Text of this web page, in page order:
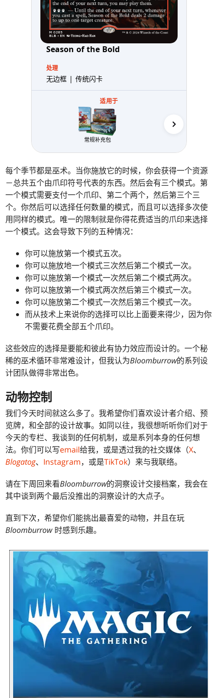
Season of the Bold
处理
无边框 | 传统闪卡
适用于
常规补充包
每个季节都是巫术。当你施放它的时候，你会获得一个资源
－总共五个由爪印符号代表的东西。然后会有三个模式。第
一个模式需要支付一个爪印、第二个两个，然后第三个三
个。你然后可以选择任何数量的模式，而且可以选择多次使
用同样的模式。唯一的限制就是你得花费适当的爪印来选择
一个模式。这会导致下列的五种情况：
你可以施放第一个模式五次。
你可以施放地一个模式三次然后第二个模式一次。
你可以施放第一个模式一次然后第二个模式两次。
你可以施放第一个模式两次然后第三个模式一次。
你可以施放第二个模式一次然后第三个模式一次。
而从技术上来说你的选择可以比上面要来得少，因为你
不需要花费全部五个爪印。
这些效应的选择是要能和彼此有协力效应而设计的。一个秘
稀的巫术循环非常难设计，但我认为Bloomburrow的系列设
计团队做得非常出色。
动物控制
我们今天时间就这么多了。我希望你们喜欢设计者介绍、预
览牌，和全部的设计故事。如同以往，我很想听听你们对于
今天的专栏、我谈到的任何机制，或是系列本身的任何想
法。你们可以写email给我，或是透过我的社交媒体（X、
Blogatog、 Instagram，或是TikTok）来与我联络。
请在下周回来看Bloomburrow的洞察设计交接档案，我会在
其中谈到两个最后没推出的洞察设计的大点子。
直到下次，希望你们能挑出最喜爱的动物，并且在玩
Bloomburrow 时感到乐趣。